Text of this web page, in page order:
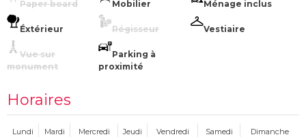
Paper board Mobilier Ménage inclus
Éxtérieur Régisseur Vestiaire
Vue sur
monument
Parking à
proximité
Horaires
Lundi Mardi Mercredi Jeudi Vendredi Samedi Dimanche